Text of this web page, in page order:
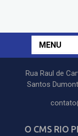
MENU
Rua Raul de
Santos
O CMS RIO